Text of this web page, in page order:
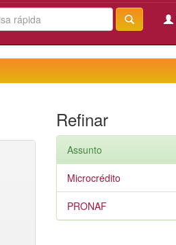
Refinar
Assunto
Microcrédito
PRONAF